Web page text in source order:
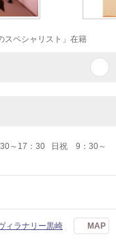
スペシャリスト」在籍
～17：30 日祝 9：30～
ィラナリー黒崎
MAP